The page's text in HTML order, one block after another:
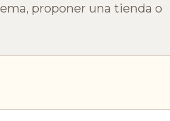
proponer una tienda o